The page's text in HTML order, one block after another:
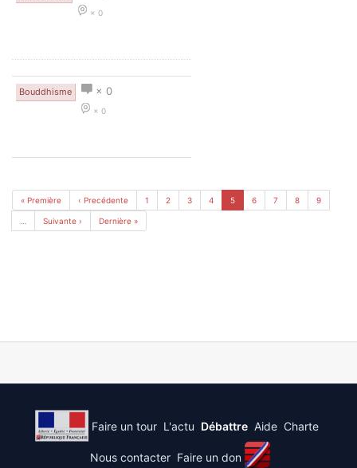
× 0
Bouddhisme × 0
× 0
« Première ‹ Precédente 1 2 3 4 5 6 7 8 9
Suivante › Dernière »
Faire un tour L'actu Débattre Aide Charte
Nous contacter Faire un don